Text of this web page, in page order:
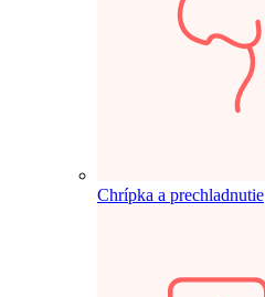
Chrípka a prechladnutie